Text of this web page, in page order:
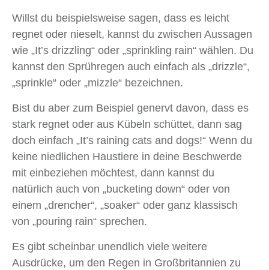
Willst du beispielsweise sagen, dass es leicht
regnet oder nieselt, kannst du zwischen Aussagen
wie „It’s drizzling“ oder „sprinkling rain“ wählen. Du
kannst den Sprühregen auch einfach als „drizzle“,
„sprinkle“ oder „mizzle“ bezeichnen.
Bist du aber zum Beispiel genervt davon, dass es
stark regnet oder aus Kübeln schüttet, dann sag
doch einfach „It’s raining cats and dogs!“ Wenn du
keine niedlichen Haustiere in deine Beschwerde
mit einbeziehen möchtest, dann kannst du
natürlich auch von „bucketing down“ oder von
einem „drencher“, „soaker“ oder ganz klassisch
von „pouring rain“ sprechen.
Es gibt scheinbar unendlich viele weitere
Ausdrücke, um den Regen in Großbritannien zu